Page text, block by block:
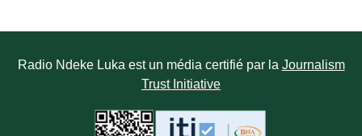
Radio Ndeke Luka est un média certifié par la Journalism
Trust Initiative